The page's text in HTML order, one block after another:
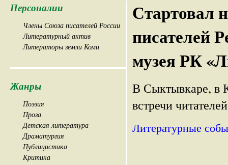
Персоналии
Члены Союза писателей России
Литературный актив
Литераторы земли Коми
Жанры
Поэзия
Проза
Детская литература
Драматургия
Публицистика
Критика
Стартовал
писателей
музея РК
В Сыктывкаре, в
встречи
Литературные